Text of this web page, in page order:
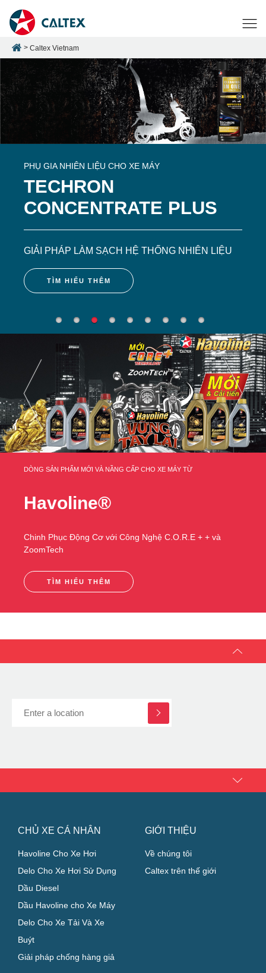
Caltex Vietnam
PHỤ GIA NHIÊN LIỆU CHO XE MÁY
TECHRON
CONCENTRATE PLUS
GIẢI PHÁP LÀM SẠCH HỆ THỐNG NHIÊN LIỆU
TÌM HIỂU THÊM
DÒNG SẢN PHẨM MỚI VÀ NẦNG CẤP CHO XE MÁY TỪ
Havoline®
Chinh Phục Động Cơ với Công Nghệ C.O.R.E + + và
ZoomTech
TÌM HIỂU THÊM
CHỦ XE CÁ NHÂN
Havoline Cho Xe Hơi
Delo Cho Xe Hơi Sử Dụng
Dầu Diesel
Dầu Havoline cho Xe Máy
Delo Cho Xe Tải Và Xe
Buýt
Giải pháp chống hàng giả
GIỚI THIỆU
Về chúng tôi
Caltex trên thế giới